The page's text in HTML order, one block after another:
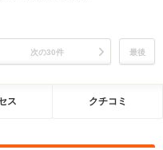
次の30件 最後
ス クチコミ